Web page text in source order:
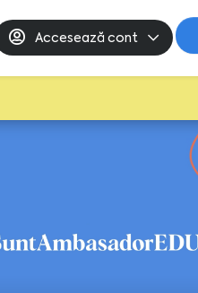
Accesează cont